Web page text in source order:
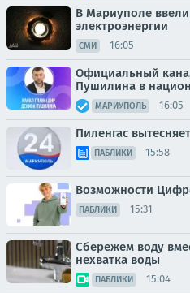
В Мариуполе
электроэнергии
СМИ 16:05
Официальный
Пушилина в
МАРИУПОЛЬ 16:05
Пиленгас
ПАБЛИКИ 15:58
Возможности
ПАБЛИКИ 15:31
Сбережем воду
нехватка воды
ПАБЛИКИ 15:04